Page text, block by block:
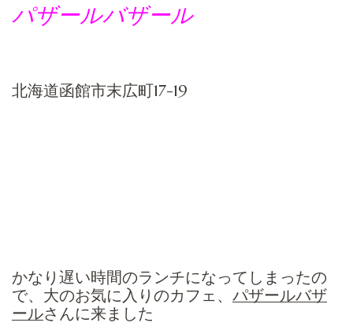
パザールバザール
北海道函館市末広町17-19
かなり遅い時間のランチになってしまったの
で、大のお気に入りのカフェ、 パザールバザ
ールさんに来ました